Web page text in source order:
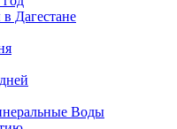
Дагестане
Воды